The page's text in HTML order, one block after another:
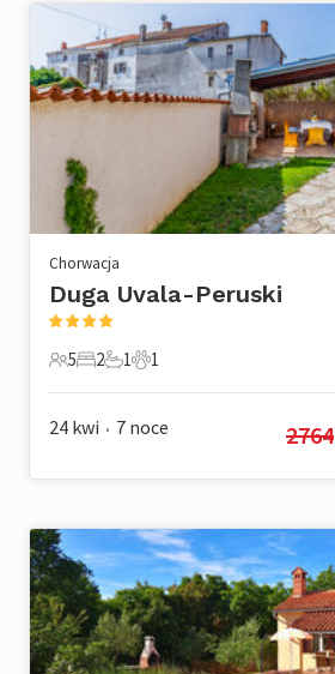
Chorwacja
Duga Uvala-Peruski
5 Goście
5
2 Sypialnie
2
1 Łazienka
1
1 Zwierzę domowe
1
24 kwi • 7 noce 2764